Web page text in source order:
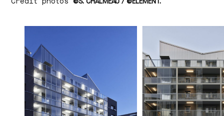
©S. CHALMEAU / ©ELEMENT.